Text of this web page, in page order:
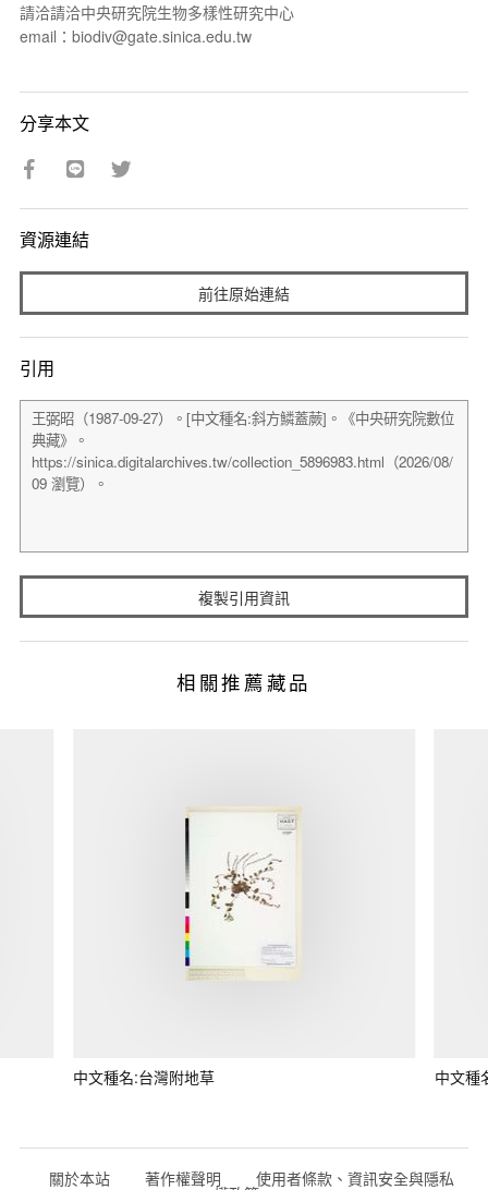
請洽請洽中央研究院生物多樣性研究中心
email：biodiv@gate.sinica.edu.tw
分享本文
資源連結
前往原始連結
引用
複製引用資訊
相關推薦藏品
中文種名:台灣附地草 中文種
關於本站 著作權聲明 使用者條款、資訊安全與隱私